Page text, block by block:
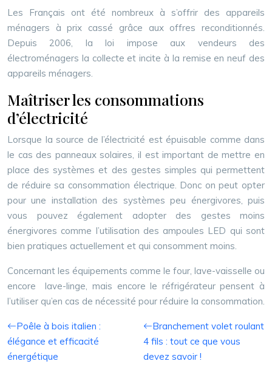
Les Français ont été nombreux à s’offrir des appareils
ménagers à prix cassé grâce aux offres reconditionnés.
Depuis 2006, la loi impose aux vendeurs des
électroménagers la collecte et incite à la remise en neuf des
appareils ménagers.
Maîtriser les consommations
d’électricité
Lorsque la source de l’électricité est épuisable comme dans
le cas des panneaux solaires, il est important de mettre en
place des systèmes et des gestes simples qui permettent
de réduire sa consommation électrique. Donc on peut opter
pour une installation des systèmes peu énergivores, puis
vous pouvez également adopter des gestes moins
énergivores comme l’utilisation des ampoules LED qui sont
bien pratiques actuellement et qui consomment moins.
Concernant les équipements comme le four, lave-vaisselle ou
encore lave-linge, mais encore le réfrigérateur pensent à
l’utiliser qu’en cas de nécessité pour réduire la consommation.
Poêle à bois italien :
élégance et efficacité
énergétique
Branchement volet roulant
4 fils : tout ce que vous
devez savoir !